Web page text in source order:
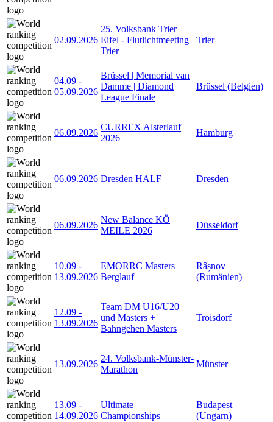
02.09.2026
25. Volksbank Trier
Eifel - Flutlichtmeeting
Trier
Trier
04.09 -
05.09.2026
Brüssel | Memorial van
Damme | Diamond
League Finale
Brüssel (Belgien)
06.09.2026
CURREX Alsterlauf
2026
Hamburg
06.09.2026 Dresden HALF Dresden
06.09.2026
New Balance KÖ
MEILE 2026
Düsseldorf
10.09 -
13.09.2026
EMORRC Masters
Berglauf
Râșnov
(Rumänien)
12.09 -
13.09.2026
Team DM U16/U20
und Masters +
Bahngehen Masters
Troisdorf
13.09.2026
24. Volksbank-Münster-
Marathon
Münster
13.09 -
14.09.2026
Ultimate
Championships
Budapest
(Ungarn)